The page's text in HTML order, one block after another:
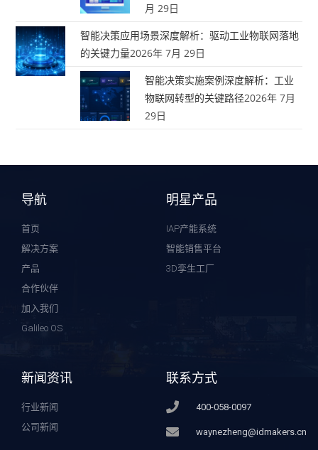
月 29日
智能决策应用场景深度解析：驱动工业物联网落地
的关键力量2026年 7月 29日
智能决策实施案例深度解析：工业
物联网转型的关键路径2026年 7月
29日
导航
首页
解决方案
产品
合作伙伴
加入我们
Galileo OS
明星产品
IAP产能系统
智能销售平台
3D孪生工厂
新闻资讯
行业新闻
公司新闻
联系方式
400-058-0097
waynezheng@idmakers.cn